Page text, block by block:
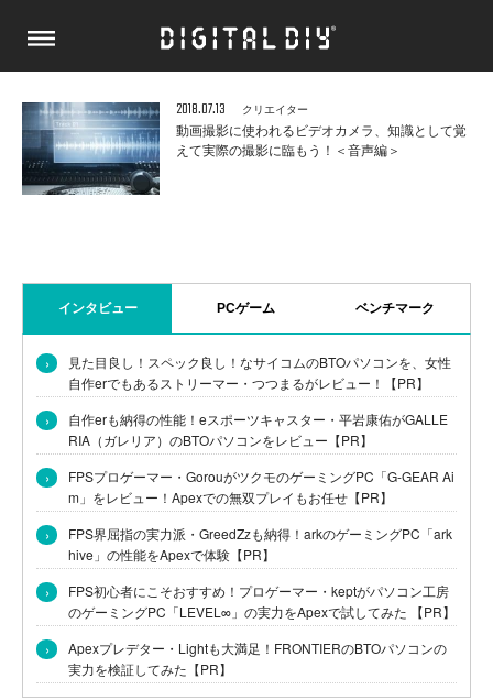
2018.07.13 クリエイター
動画撮影に使われるビデオカメラ、知識として覚
えて実際の撮影に臨もう！＜音声編＞
インタビュー PCゲーム ベンチマーク
›
見た目良し！スペック良し！なサイコムのBTOパソコンを、女性
自作erでもあるストリーマー・つつまるがレビュー！【PR】
›
自作erも納得の性能！eスポーツキャスター・平岩康佑がGALLE
RIA（ガレリア）のBTOパソコンをレビュー【PR】
›
FPSプロゲーマー・GorouがツクモのゲーミングPC「G-GEAR Ai
m」をレビュー！Apexでの無双プレイもお任せ【PR】
›
FPS界屈指の実力派・GreedZzも納得！arkのゲーミングPC「ark
hive」の性能をApexで体験【PR】
›
FPS初心者にこそおすすめ！プロゲーマー・keptがパソコン工房
のゲーミングPC「LEVEL∞」の実力をApexで試してみた 【PR】
›
Apexプレデター・Lightも大満足！FRONTIERのBTOパソコンの
実力を検証してみた【PR】